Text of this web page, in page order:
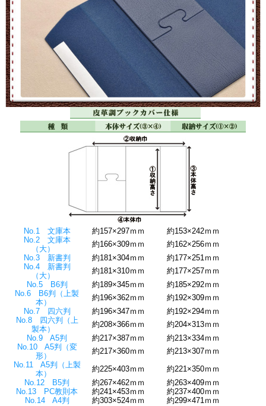
No.1 文庫本 約157×297ｍｍ
約153×242ｍｍ
No.2 文庫本
（大）
約166×309ｍｍ
約162×256ｍｍ
No.3 新書判
約181×304ｍｍ
約177×251ｍｍ
No.4 新書判
（大）
約181×310ｍｍ
約177×257ｍｍ
No.5 B6判
約189×345ｍｍ
約185×292ｍｍ
No.6 B6判（上製
本）
約196×362ｍｍ
約192×309ｍｍ
No.7 四六判
約196×347ｍｍ
約192×294ｍｍ
No.8 四六判（上
製本）
約208×366ｍｍ
約204×313ｍｍ
No.9 A5判
約217×387ｍｍ
約213×334ｍｍ
No.10 A5判（変
形）
約217×360ｍｍ
約213×307ｍｍ
No.11 A5判（上製
本）
約225×403ｍｍ
約221×350ｍｍ
No.12 B5判
約267×462ｍｍ
約263×409ｍｍ
No.13 PC教則本
約241×453ｍｍ
約237×400ｍｍ
No.14 A4判
約303×524ｍｍ 約299×471ｍｍ